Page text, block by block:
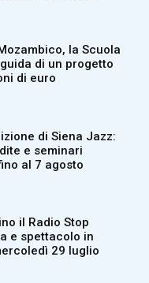
la Scuola
di un progetto
di euro
di Siena Jazz:
e seminari
al 7 agosto
il Radio Stop
e spettacolo in
29 luglio